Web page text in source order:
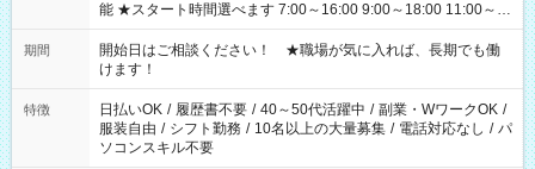
能 ★スタート時間選べます 7:00～16:00 9:00～18:00 11:00～
20:00 など 残業なし！ ※Wワークの場合、他のお仕事と合わせ
週40時間超の就業はご案内できません ※法令に基づき、週20時
間以上勤務は社会保険への加入対象となります ※労働者派遣法
（日雇い派遣の原則禁止）により、短時間・短期間の就業はご
案内が難しい場合があります
期間
開始日はご相談ください！ ★職場が気に入れば、長期でも働
けます！
特徴 日払いOK / 履歴書不要 / 40～50代活躍中 / 副業・WワークOK /
服装自由 / シフト勤務 / 10名以上の大量募集 / 電話対応なし / パ
ソコンスキル不要